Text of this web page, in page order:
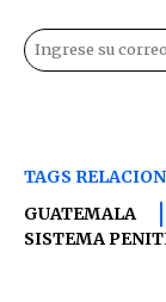
TAGS
GUATEMALA
SISTEMA